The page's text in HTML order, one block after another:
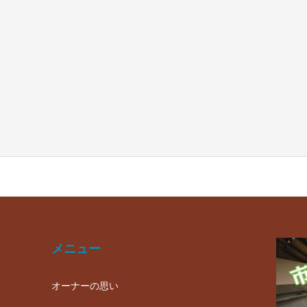
メニュー
オーナーの思い